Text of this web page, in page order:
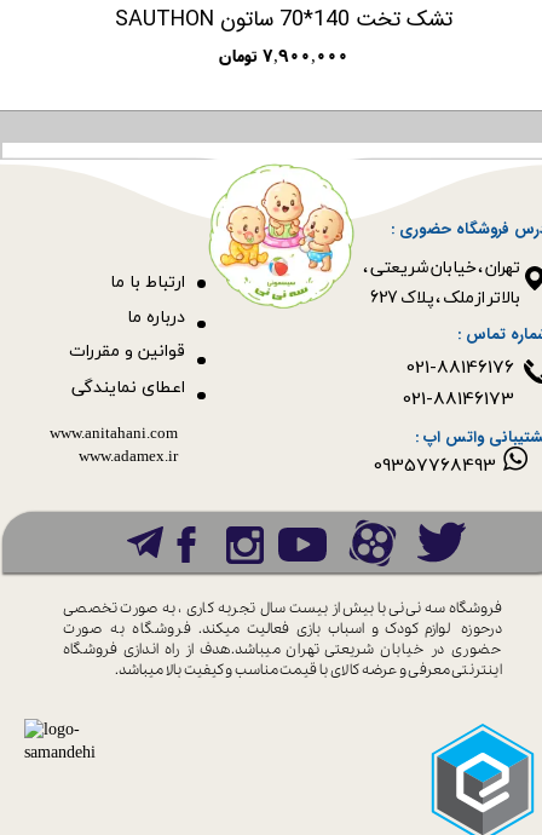
تشک تخت 140*70 ساتون SAUTHON
۷,۹۰۰,۰۰۰ تومان
فروشگاه حضوری :
​​​​​​​تهران ، خیابان شریعتی ،
بالاتر از ملک ، پلاک 627​​​​​​​
قوانین و مقررات
ارتباط با ما
09357768493
درباره ما
اعطای نمایندگی
www.anitahani.com
www.ada​​​​​​​mex.ir
فروشگاه سه نی نی با بیش از بیست سال تجربه کاری ، به صورت تخصصی
درحوزه لوازم کودک و اسباب بازی فعالیت میکند. فروشگاه به صورت
حضوری در خیابان شریعتی تهران میباشد.هدف از راه اندازی فروشگاه
اینترنتی معرفی و عرضه کالای باقیمت مناسب و کیفیت بالا میباشد.
تماس :
واتس اپ :